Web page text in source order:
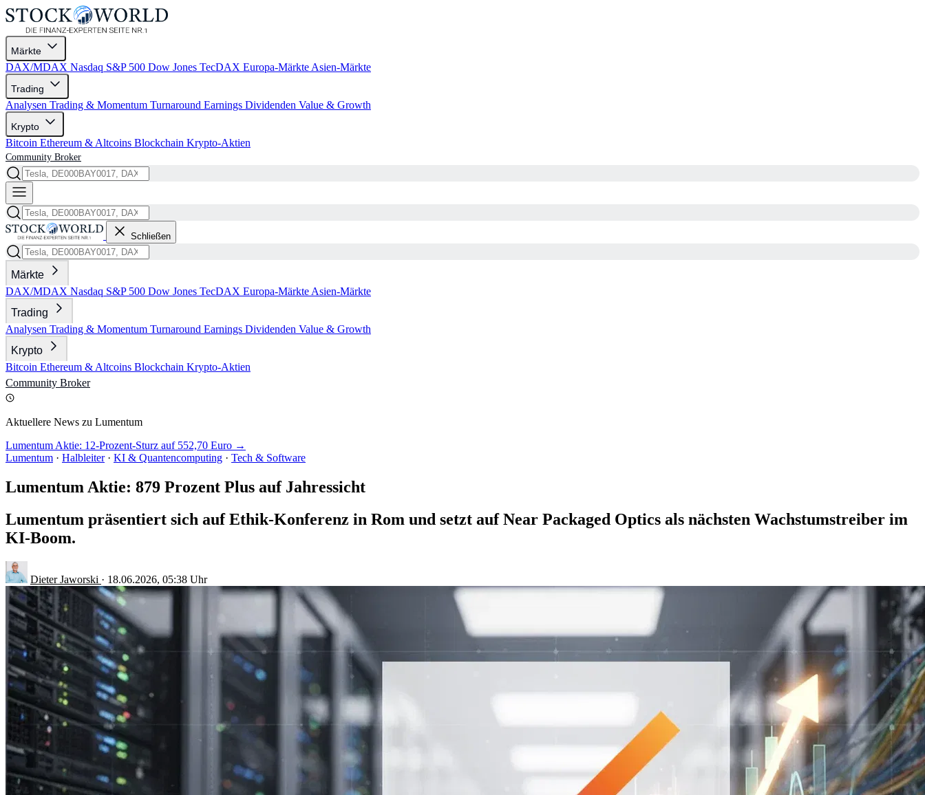
Märkte
DAX/MDAX Nasdaq S&P 500 Dow Jones TecDAX Europa-Märkte Asien-Märkte
Trading
Analysen Trading & Momentum Turnaround Earnings Dividenden Value & Growth
Krypto
Bitcoin Ethereum & Altcoins Blockchain Krypto-Aktien
Community Broker
Schließen
Märkte
DAX/MDAX Nasdaq S&P 500 Dow Jones TecDAX Europa-Märkte Asien-Märkte
Trading
Analysen Trading & Momentum Turnaround Earnings Dividenden Value & Growth
Krypto
Bitcoin Ethereum & Altcoins Blockchain Krypto-Aktien
Community Broker
Aktuellere News zu Lumentum
Lumentum Aktie: 12-Prozent-Sturz auf 552,70 Euro →
Lumentum · Halbleiter · KI & Quantencomputing · Tech & Software
Lumentum Aktie: 879 Prozent Plus auf Jahressicht
Lumentum präsentiert sich auf Ethik-Konferenz in Rom und setzt auf Near Packaged Optics als nächsten Wachstumstreiber im
KI-Boom.
Dieter Jaworski · 18.06.2026, 05:38 Uhr